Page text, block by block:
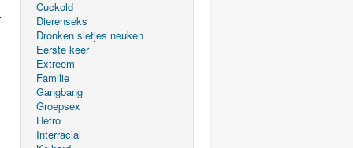
Cuckold
Dierenseks
Dronken sletjes neuken
Eerste keer
Extreem
Familie
Gangbang
Groepsex
Hetro
Interracial